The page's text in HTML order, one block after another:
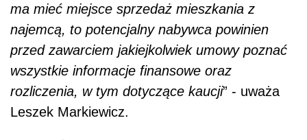
ma mieć miejsce sprzedaż mieszkania z
najemcą, to potencjalny nabywca powinien
przed zawarciem jakiejkolwiek umowy poznać
wszystkie informacje finansowe oraz
rozliczenia, w tym dotyczące kaucji” - uważa
Leszek Markiewicz.